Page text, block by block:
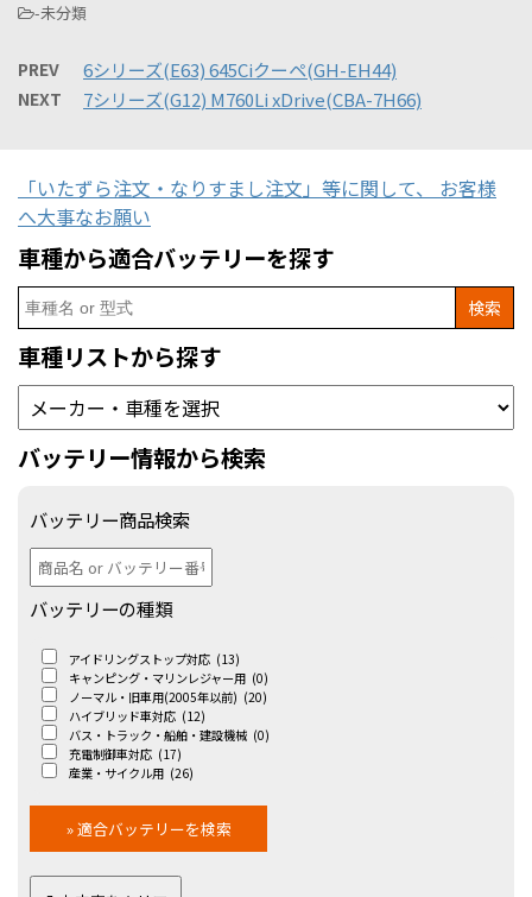
-未分類
PREV 6シリーズ(E63) 645Ciクーペ(GH-EH44)
NEXT 7シリーズ(G12) M760Li xDrive(CBA-7H66)
「いたずら注文・なりすまし注文」等に関して、 お客様
へ大事なお願い
車種から適合バッテリーを探す
Search
for:
車種リストから探す
バッテリー情報から検索
バッテリー商品検索
バッテリーの種類
アイドリングストップ対応 (13)
キャンピング・マリンレジャー用 (0)
ノーマル・旧車用(2005年以前) (20)
ハイブリッド車対応 (12)
バス・トラック・船舶・建設機械 (0)
充電制御車対応 (17)
産業・サイクル用 (26)